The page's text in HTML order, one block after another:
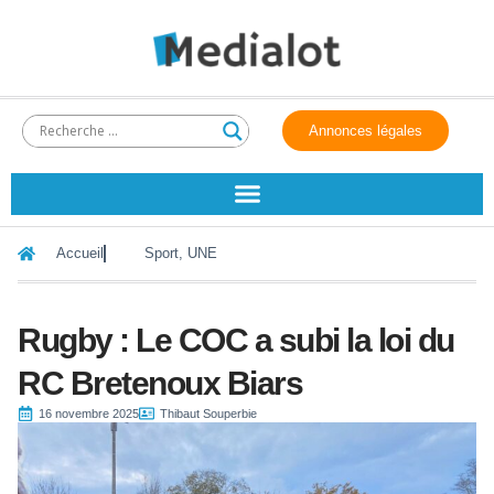
Annonces légales
Accueil Sport, UNE
Rugby : Le COC a subi la loi du
RC Bretenoux Biars
16 novembre 2025 Thibaut Souperbie